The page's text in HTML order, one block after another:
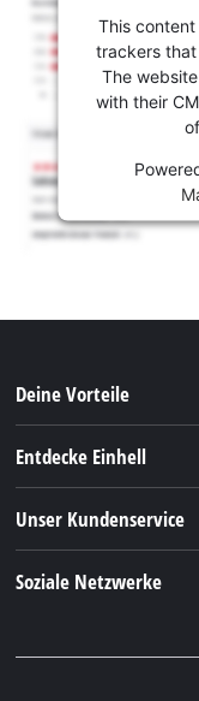
This
trackers
The
with their
Deine Vorteile
Entdecke Einhell
Einhell Germany AG
Unser Kundenservice
Soziale Netzwerke